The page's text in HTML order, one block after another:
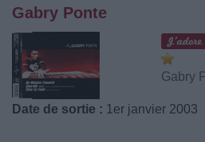
Gabry Ponte
Gabry
Date de sortie : 1er janvier 2003